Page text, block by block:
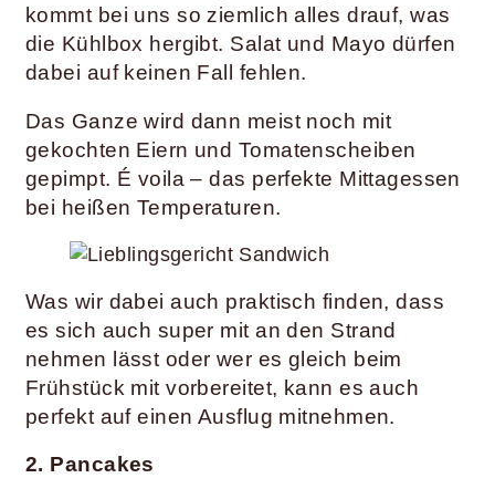
kommt bei uns so ziemlich alles drauf, was
die Kühlbox hergibt. Salat und Mayo dürfen
dabei auf keinen Fall fehlen.
Das Ganze wird dann meist noch mit
gekochten Eiern und Tomatenscheiben
gepimpt. É voila – das perfekte Mittagessen
bei heißen Temperaturen.
Was wir dabei auch praktisch finden, dass
es sich auch super mit an den Strand
nehmen lässt oder wer es gleich beim
Frühstück mit vorbereitet, kann es auch
perfekt auf einen Ausflug mitnehmen.
2. Pancakes